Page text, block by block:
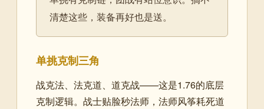
清楚这些，装备再好也是送。
单挑克制三角
战克法、法克道、道克战——这是1.76的底层
克制逻辑。战士贴脸秒法师，法师风筝耗死道